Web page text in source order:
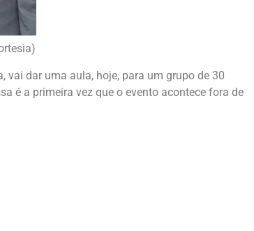
vai dar uma aula, hoje, para um grupo de 30
é a primeira vez que o evento acontece fora de